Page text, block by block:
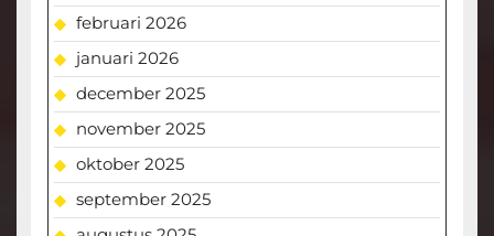
februari 2026
januari 2026
december 2025
november 2025
oktober 2025
september 2025